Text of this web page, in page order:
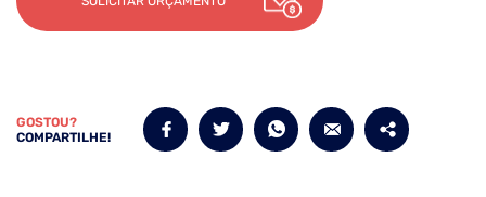
GOSTOU?
COMPARTILHE!